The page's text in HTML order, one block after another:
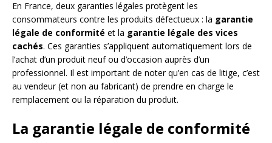
En France, deux garanties légales protègent les
consommateurs contre les produits défectueux : la garantie
légale de conformité et la garantie légale des vices
cachés. Ces garanties s’appliquent automatiquement lors de
l’achat d’un produit neuf ou d’occasion auprès d’un
professionnel. Il est important de noter qu’en cas de litige, c’est
au vendeur (et non au fabricant) de prendre en charge le
remplacement ou la réparation du produit.
La garantie légale de conformité